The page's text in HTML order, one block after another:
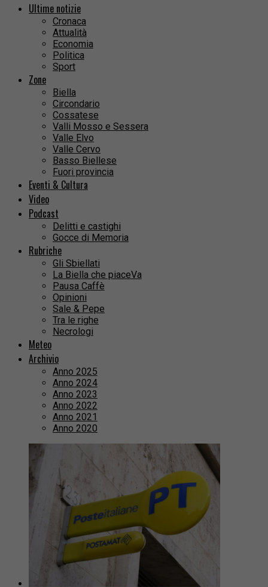
Ultime notizie
Cronaca
Attualità
Economia
Politica
Sport
Zone
Biella
Circondario
Cossatese
Valli Mosso e Sessera
Valle Elvo
Valle Cervo
Basso Biellese
Fuori provincia
Eventi & Cultura
Video
Podcast
Delitti e castighi
Gocce di Memoria
Rubriche
Gli Sbiellati
La Biella che piaceVa
Pausa Caffè
Opinioni
Sale & Pepe
Tra le righe
Necrologi
Meteo
Archivio
Anno 2025
Anno 2024
Anno 2023
Anno 2022
Anno 2021
Anno 2020